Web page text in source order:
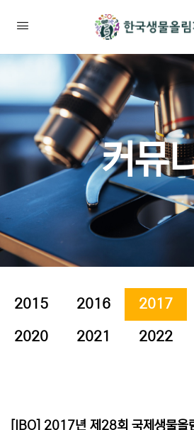
커뮤
2015 2016 2017
2020
2021 2022
[IBO] 2017년 제28회 국제생물올